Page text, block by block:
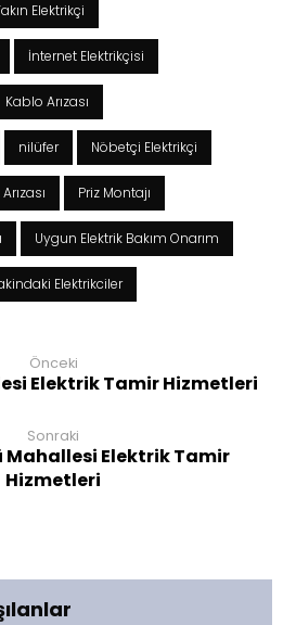
Elektrikçi
İnternet Elektrikçisi
Kablo Arızası
nilüfer Nöbetçi Elektrikçi
Priz Montajı
Uygun Elektrik Bakım Onarım
Elektrikciler
Önceki
Elektrik Tamir Hizmetleri
Sonraki
Mahallesi Elektrik Tamir
Hizmetleri